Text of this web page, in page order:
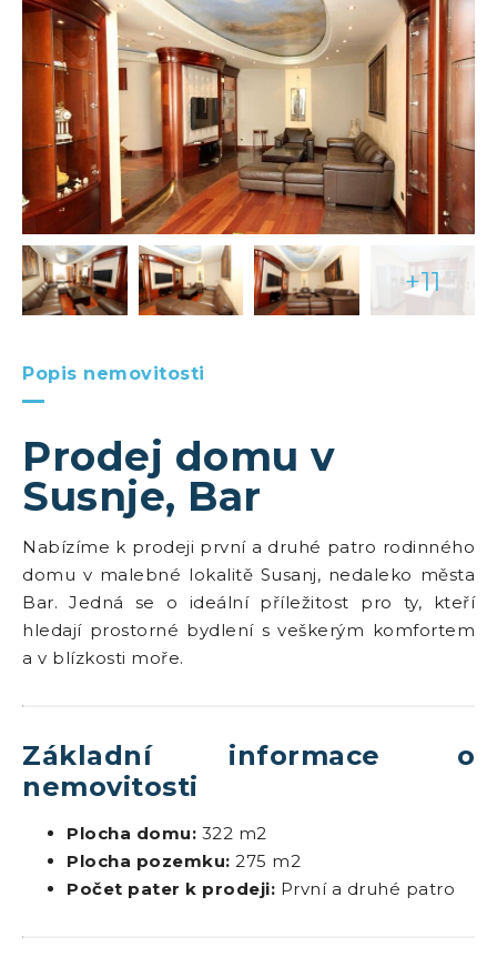
+11
Popis nemovitosti
Prodej domu v
Susnje, Bar
Nabízíme k prodeji první a druhé patro rodinného
domu v malebné lokalitě Susanj, nedaleko města
Bar. Jedná se o ideální příležitost pro ty, kteří
hledají prostorné bydlení s veškerým komfortem
a v blízkosti moře.
Základní informace o
nemovitosti
Plocha domu: 322 m2
Plocha pozemku: 275 m2
Počet pater k prodeji: První a druhé patro